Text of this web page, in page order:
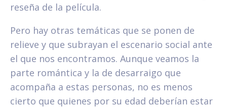
reseña de la película.
Pero hay otras temáticas que se ponen de
relieve y que subrayan el escenario social ante
el que nos encontramos. Aunque veamos la
parte romántica y la de desarraigo que
acompaña a estas personas, no es menos
cierto que quienes por su edad deberían estar